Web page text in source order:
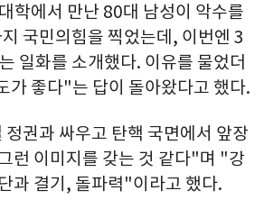
학에서 만난 80대 남성이 악수를
국민의힘을 찍었는데, 이번엔 3
일화를 소개했다. 이유를 물었더
가 좋다"는 답이 돌아왔다고 했다.
권과 싸우고 탄핵 국면에서 앞장
런 이미지를 갖는 것 같다"며 "강
과 결기, 돌파력"이라고 했다.